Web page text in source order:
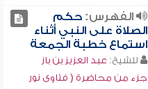
الفهرس:حكم
الصلاة على النبي أثناء
استماع خطبة الجمعة
للشيخ: عبد العزيز بن باز
جزء من محاضرة ( فتاوى نور